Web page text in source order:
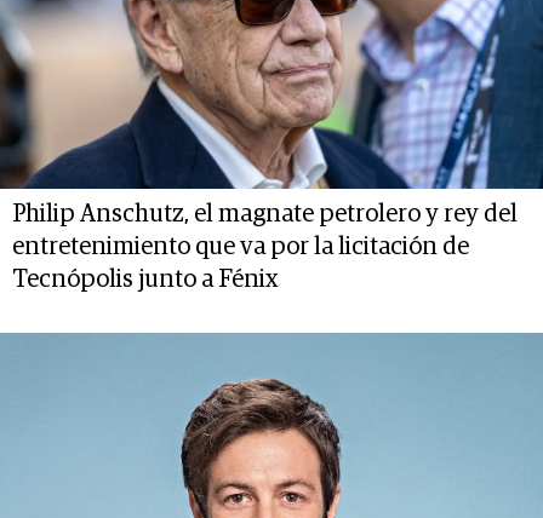
Philip Anschutz, el magnate petrolero y rey del
entretenimiento que va por la licitación de
Tecnópolis junto a Fénix